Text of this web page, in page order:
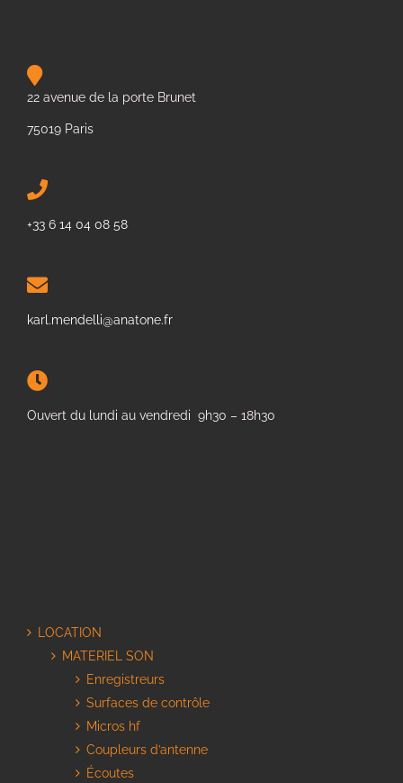
22 avenue de la porte Brunet
75019 Paris
+33 6 14 04 08 58
karl.mendelli@anatone.fr
Ouvert du lundi au vendredi 9h30 – 18h30
LOCATION
MATERIEL SON
Enregistreurs
Surfaces de contrôle
Micros hf
Coupleurs d’antenne
Écoutes